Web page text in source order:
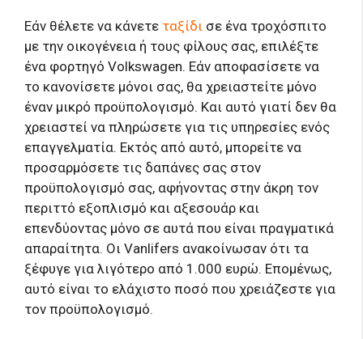
Εάν θέλετε να κάνετε ταξίδι σε ένα τροχόσπιτο
με την οικογένεια ή τους φίλους σας, επιλέξτε
ένα φορτηγό Volkswagen. Εάν αποφασίσετε να
το κανονίσετε μόνοι σας, θα χρειαστείτε μόνο
έναν μικρό προϋπολογισμό. Και αυτό γιατί δεν θα
χρειαστεί να πληρώσετε για τις υπηρεσίες ενός
επαγγελματία. Εκτός από αυτό, μπορείτε να
προσαρμόσετε τις δαπάνες σας στον
προϋπολογισμό σας, αφήνοντας στην άκρη τον
περιττό εξοπλισμό και αξεσουάρ και
επενδύοντας μόνο σε αυτά που είναι πραγματικά
απαραίτητα. Οι Vanlifers ανακοίνωσαν ότι τα
ξέφυγε για λιγότερο από 1.000 ευρώ. Επομένως,
αυτό είναι το ελάχιστο ποσό που χρειάζεστε για
τον προϋπολογισμό.